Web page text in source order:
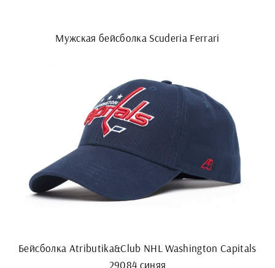
Мужская бейсболка Scuderia Ferrari
Бейсболка Atributika&Club NHL Washington Capitals
29084 синяя